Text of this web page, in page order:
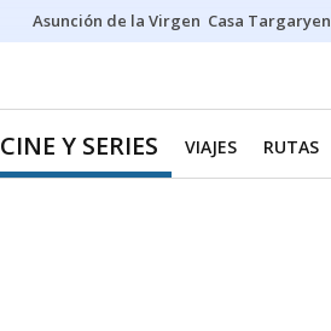
Asunción de la Virgen Casa Targaryen
CINE Y SERIES VIAJES RUTAS